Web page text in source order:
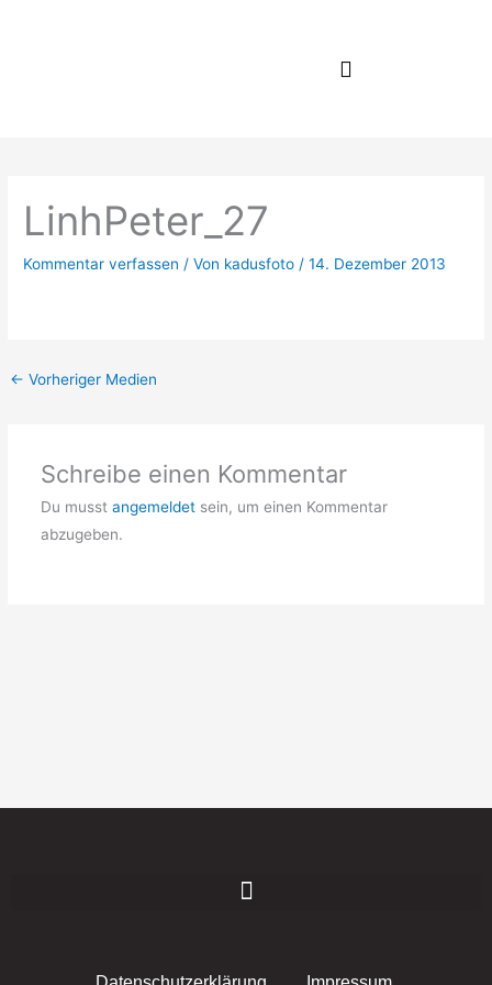
LinhPeter_27
Kommentar verfassen / Von kadusfoto /14. Dezember 2013
← Vorheriger Medien
Schreibe einen Kommentar
Du musst angemeldetsein, um einen Kommentar
abzugeben.